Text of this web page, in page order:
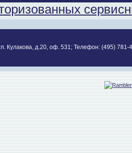
Кулакова, д.20, оф. 531; Телефон: (495)